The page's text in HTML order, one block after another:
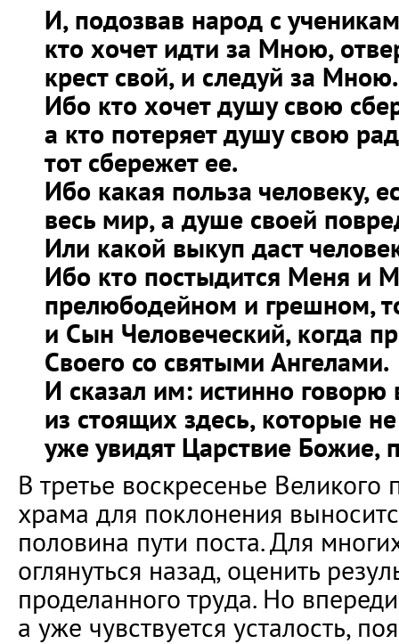
И, подозвав народ с
кто хочет идти за Мною,
крест свой, и следуй за Мною.
Ибо кто хочет душу свою
а кто потеряет душу свою
тот сбережет ее.
Ибо какая польза человеку,
весь мир, а душе своей
Или какой выкуп даст
Ибо кто постыдится Меня и
прелюбодейном и грешном,
и Сын Человеческий, когда
Своего со святыми Ангелами.
И сказал им: истинно говорю
из стоящих здесь, которые
уже увидят Царствие Божие,
В третье воскресенье Великого
храма для поклонения
половина пути поста. Для
оглянуться назад, оценить
проделанного труда. Но
а уже чувствуется усталость,